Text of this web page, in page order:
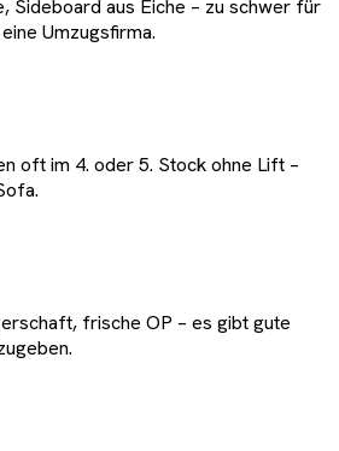
Sideboard aus Eiche – zu schwer für
Umzugsfirma.
oft im 4. oder 5. Stock ohne Lift –
frische OP – es gibt gute